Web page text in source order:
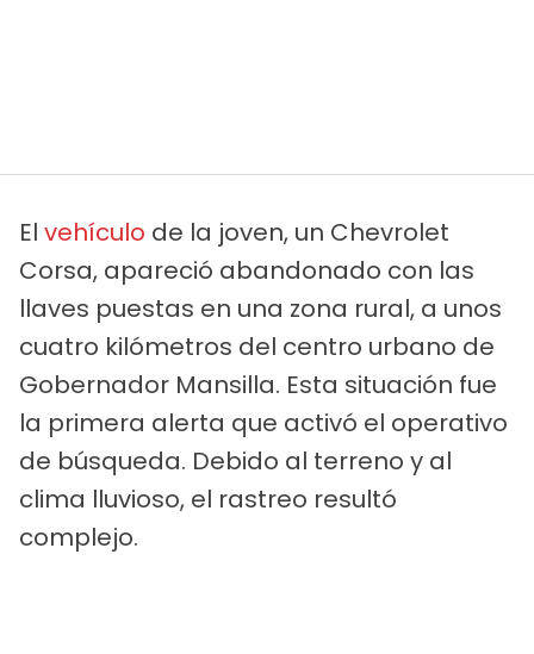
El vehículo de la joven, un Chevrolet
Corsa, apareció abandonado con las
llaves puestas en una zona rural, a unos
cuatro kilómetros del centro urbano de
Gobernador Mansilla. Esta situación fue
la primera alerta que activó el operativo
de búsqueda. Debido al terreno y al
clima lluvioso, el rastreo resultó
complejo.